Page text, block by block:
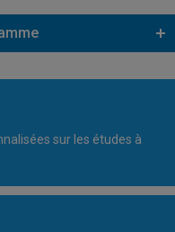
sur les études à